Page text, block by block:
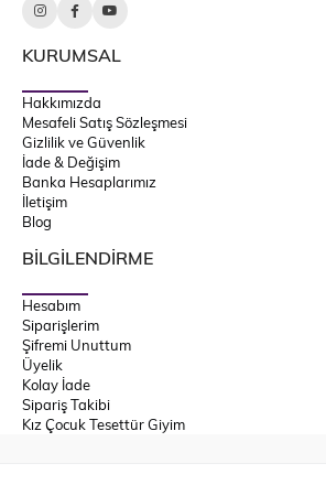
KURUMSAL
Hakkımızda
Mesafeli Satış Sözleşmesi
Gizlilik ve Güvenlik
İade & Değişim
Banka Hesaplarımız
İletişim
Blog
BİLGİLENDİRME
Hesabım
Siparişlerim
Şifremi Unuttum
Üyelik
Kolay İade
Sipariş Takibi
Kız Çocuk Tesettür Giyim